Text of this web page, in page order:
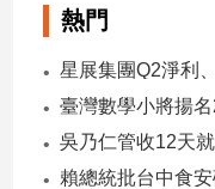
熱門